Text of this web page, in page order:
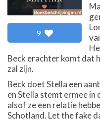
9
Beck erachter komt dat
zal zijn.
Beck doet Stella een
en Stella stemt ermee
alsof ze een relatie
Schotland. Let the fake